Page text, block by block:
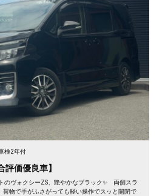
検2年付
価優良車】
のヴォクシーZS、艶やかなブラック✨ 両側スラ
荷物で手がふさがっても軽い操作でスッと開閉で